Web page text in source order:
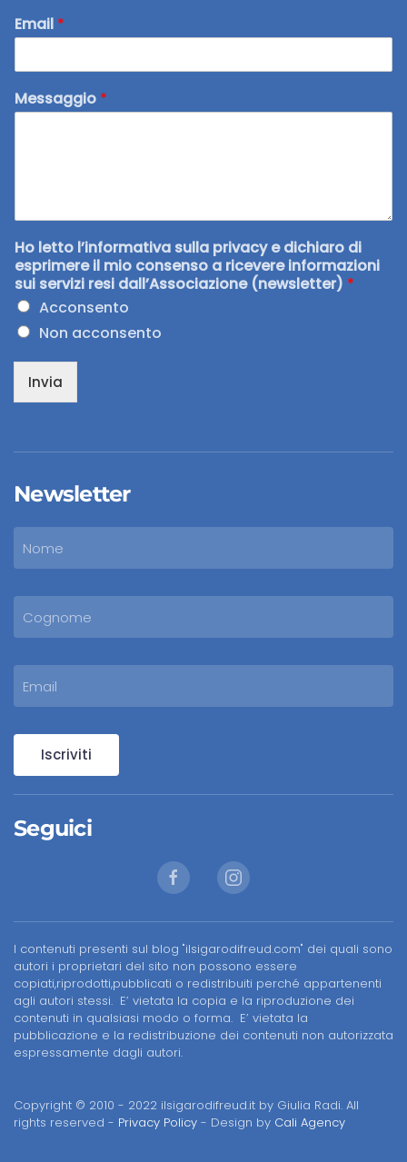
Email *
Messaggio *
Ho letto l’informativa sulla privacy e dichiaro di
esprimere il mio consenso a ricevere informazioni
sui servizi resi dall’Associazione (newsletter) *
Acconsento
Non acconsento
Invia
Newsletter
Iscriviti
Seguici
I contenuti presenti sul blog "ilsigarodifreud.com" dei quali sono
autori i proprietari del sito non possono essere
copiati,riprodotti,pubblicati o redistribuiti perché appartenenti
agli autori stessi. E’ vietata la copia e la riproduzione dei
contenuti in qualsiasi modo o forma. E’ vietata la
pubblicazione e la redistribuzione dei contenuti non autorizzata
espressamente dagli autori.
Copyright © 2010 - 2022 ilsigarodifreud.it by Giulia Radi. All
rights reserved - Privacy Policy - Design by Cali Agency